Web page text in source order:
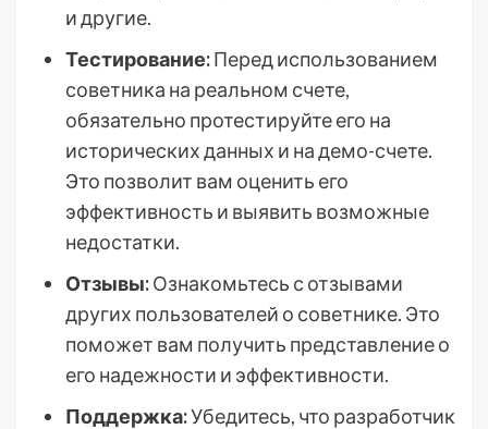
и другие.
Тестирование:Перед использованием
советника на реальном счете,
обязательно протестируйте его на
исторических данных и на демо-счете.
Это позволит вам оценить его
эффективность и выявить возможные
недостатки.
Отзывы:Ознакомьтесь с отзывами
других пользователей о советнике. Это
поможет вам получить представление о
его надежности и эффективности.
Поддержка:Убедитесь, что разработчик